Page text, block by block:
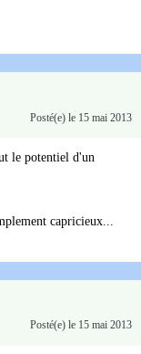
Posté(e) le 15 mai 2013
le potentiel d'un
capricieux...
Posté(e) le 15 mai 2013